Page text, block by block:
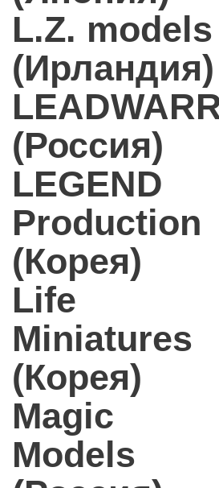
L.Z. models
(Ирландия)
(Россия)
LEGEND
Production
(Корея)
Life
Miniatures
(Корея)
Magic
Models